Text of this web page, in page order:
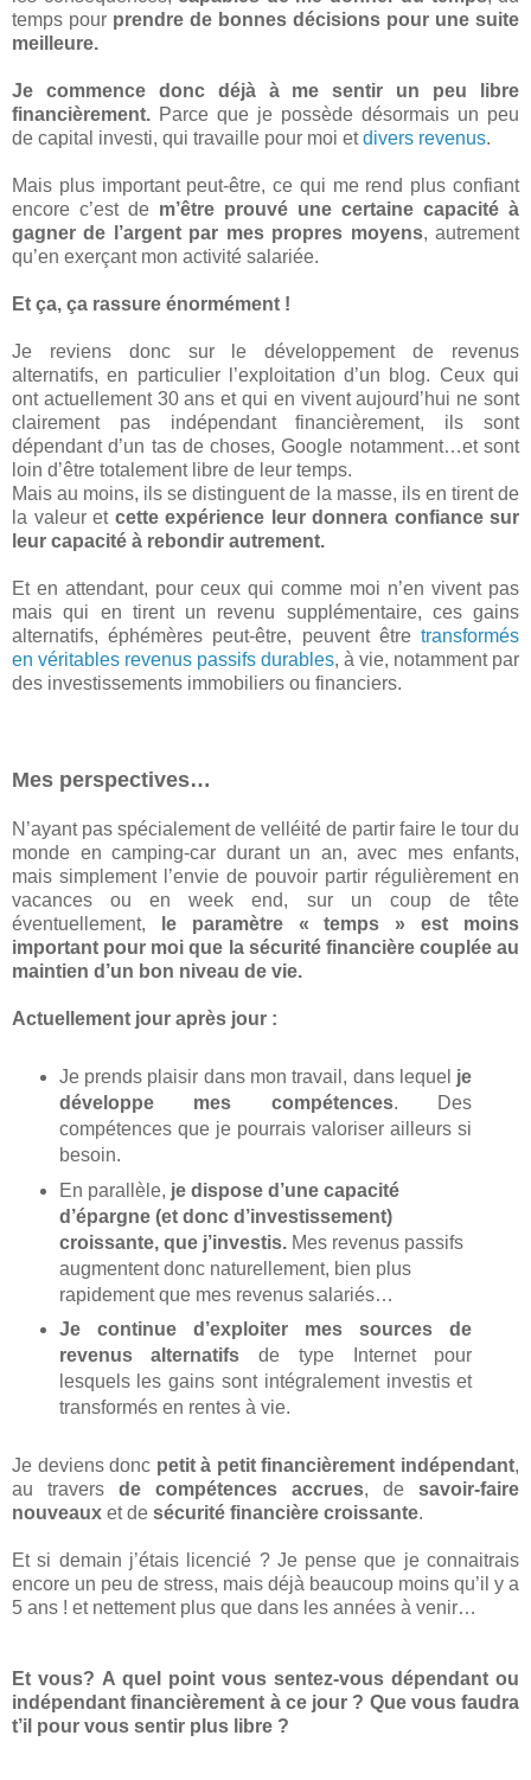
temps pour prendre de bonnes décisions pour une suite
meilleure.
Je commence donc déjà à me sentir un peu libre
financièrement. Parce que je possède désormais un peu
de capital investi, qui travaille pour moi etdivers revenus.
Mais plus important peut-être, ce qui me rend plus confiant
encore c’est de m’être prouvé une certaine capacité à
gagner de l’argent par mes propres moyens, autrement
qu’en exerçant mon activité salariée.
Et ça, ça rassure énormément !
Je reviens donc sur le développement de revenus
alternatifs, en particulier l’exploitation d’un blog. Ceux qui
ont actuellement 30 ans et qui en vivent aujourd’hui ne sont
clairement pas indépendant financièrement, ils sont
dépendant d’un tas de choses, Google notamment…et sont
loin d’être totalement libre de leur temps.
Mais au moins, ils se distinguent de la masse, ils en tirent de
la valeur et cette expérience leur donnera confiance sur
leur capacité à rebondir autrement.
Et en attendant, pour ceux qui comme moi n’en vivent pas
mais qui en tirent un revenu supplémentaire, ces gains
alternatifs, éphémères peut-être, peuvent être transformés
en véritables revenus passifs durables, à vie, notamment par
des investissements immobiliers ou financiers.
Mes perspectives…
N’ayant pas spécialement de velléité de partir faire le tour du
monde en camping-car durant un an, avec mes enfants,
mais simplement l’envie de pouvoir partir régulièrement en
vacances ou en week end, sur un coup de tête
éventuellement,
le paramètre « temps » est moins
important pour moi que la sécurité financière couplée au
maintien d’un bon niveau de vie.
Actuellement jour après jour :
Je prends plaisir dans mon travail, dans lequel je
développe mes compétences. Des
compétences que je pourrais valoriser ailleurs si
besoin.
En parallèle, je dispose d’une capacité
d’épargne (et donc d’investissement)
croissante, que j’investis.Mes revenus passifs
augmentent donc naturellement, bien plus
rapidement que mes revenus salariés…
Je continue d’exploiter mes sources de
revenus alternatifs de type Internet pour
lesquels les gains sont intégralement investis et
transformés en rentes à vie.
Je deviens donc petit à petit financièrement indépendant,
au travers de compétences accrues, de savoir-faire
nouveaux et de sécurité financière croissante.
Et si demain j’étais licencié ? Je pense que je connaitrais
encore un peu de stress, mais déjà beaucoup moins qu’il y a
5 ans ! et nettement plus que dans les années à venir…
Et vous? A quel point vous sentez-vous dépendant ou
indépendant financièrement à ce jour ? Que vous faudra
t’il pour vous sentir plus libre ?